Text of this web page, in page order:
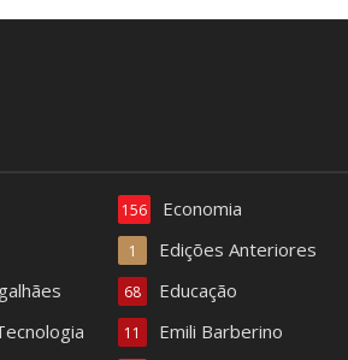
Economia
156
Edições Anteriores
1
Educação
68
Emili Barberino
11